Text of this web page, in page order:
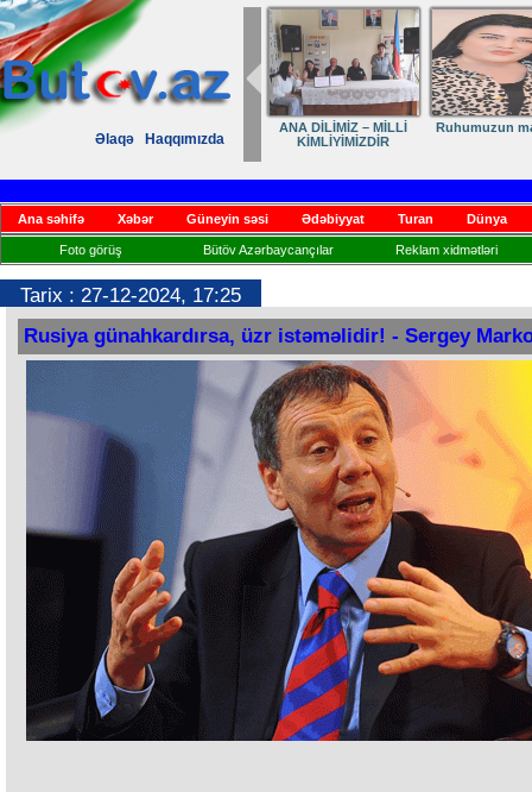
Əlaqə Haqqımızda
ANA DİLİMİZ – MİLLİ
KİMLİYİMİZDİR
Ruhumuzun
Ana səhifə Xəbər Güneyin səsi Ədəbiyyat Turan Dünya
Foto görüş Bütöv Azərbaycançılar Reklam xidmətləri
Tarix : 27-12-2024, 17:25
Rusiya günahkardırsa, üzr istəməlidir! - Sergey